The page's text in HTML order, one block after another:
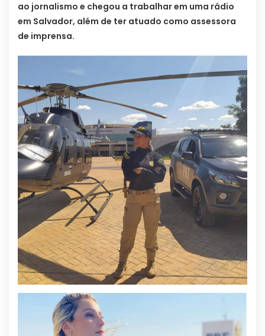
ao jornalismo e chegou a trabalhar em uma rádio
em Salvador, além de ter atuado como assessora
de imprensa.